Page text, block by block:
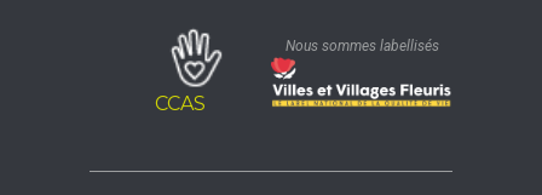
CCAS
Nous sommes labellisés